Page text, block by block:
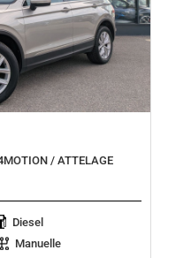
/ ATTELAGE
Diesel
Manuelle